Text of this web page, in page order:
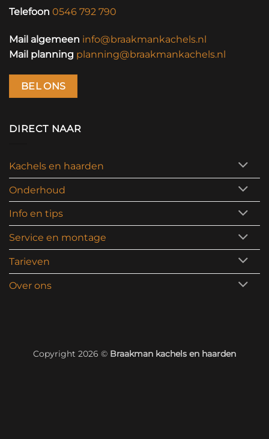
Telefoon 0546 792 790
Mail algemeen info@braakmankachels.nl
Mail planning planning@braakmankachels.nl
BEL ONS
DIRECT NAAR
Kachels en haarden
Onderhoud
Info en tips
Service en montage
Tarieven
Over ons
Copyright 2026 © Braakman kachels en haarden